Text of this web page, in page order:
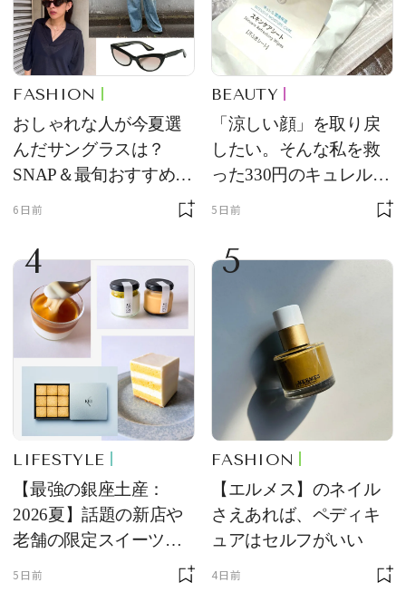
FASHION
おしゃれな人が今夏選
んだサングラスは？
SNAP＆最旬おすすめサ
6日前
BEAUTY
「涼しい顔」を取り戻
したい。そんな私を救
った330円のキュレル名
5日前
4
LIFESTYLE
【最強の銀座土産：
2026夏】話題の新店や
老舗の限定スイーツを
ゲット【＃SPURおやつ
5日前
5
FASHION
【エルメス】のネイル
さえあれば、ペディキ
ュアはセルフがいい
4日前